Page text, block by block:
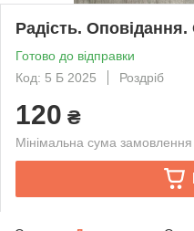
Радість.
Готово до відправки
Код: 5 Б 2025
Роздріб
120 ₴
Мінімальна сума